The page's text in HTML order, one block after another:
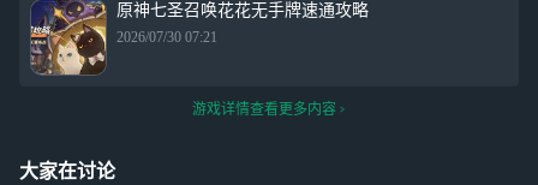
原神七圣召唤花花无手牌速通攻略
2026/07/30 07:21
游戏详情查看更多内容
大家在讨论